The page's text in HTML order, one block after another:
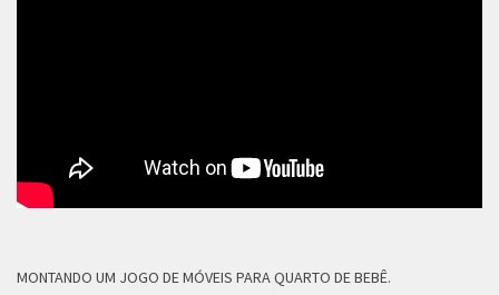
MONTANDO UM JOGO DE MÓVEIS PARA QUARTO DE BEBÊ.